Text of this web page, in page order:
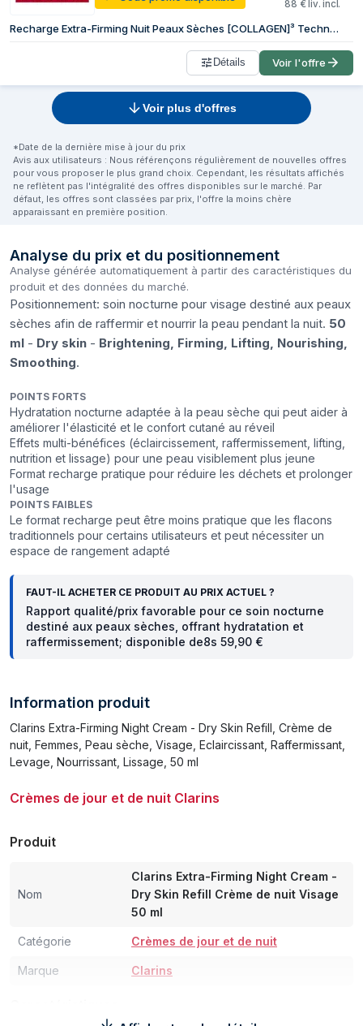
88 € liv. incl.
Recharge Extra-Firming Nuit Peaux Sèches [COLLAGEN]³ Technology
Détails Voir l'offre
Voir plus d'offres
*Date de la dernière mise à jour du prix
Avis aux utilisateurs : Nous référençons régulièrement de nouvelles offres
pour vous proposer le plus grand choix. Cependant, les résultats affichés
ne reflètent pas l'intégralité des offres disponibles sur le marché. Par
défaut, les offres sont classées par prix, l'offre la moins chère
apparaissant en première position.
Analyse du prix et du positionnement
Analyse générée automatiquement à partir des caractéristiques du
produit et des données du marché.
Positionnement: soin nocturne pour visage destiné aux peaux
sèches afin de raffermir et nourrir la peau pendant la nuit. 50
ml - Dry skin - Brightening, Firming, Lifting, Nourishing,
Smoothing.
POINTS FORTS
Hydratation nocturne adaptée à la peau sèche qui peut aider à
améliorer l'élasticité et le confort cutané au réveil
Effets multi-bénéfices (éclaircissement, raffermissement, lifting,
nutrition et lissage) pour une peau visiblement plus jeune
Format recharge pratique pour réduire les déchets et prolonger
l'usage
POINTS FAIBLES
Le format recharge peut être moins pratique que les flacons
traditionnels pour certains utilisateurs et peut nécessiter un
espace de rangement adapté
FAUT-IL ACHETER CE PRODUIT AU PRIX ACTUEL ?
Rapport qualité/prix favorable pour ce soin nocturne
destiné aux peaux sèches, offrant hydratation et
raffermissement; disponible de8s 59,90 €
Information produit
Clarins Extra-Firming Night Cream - Dry Skin Refill, Crème de
nuit, Femmes, Peau sèche, Visage, Eclaircissant, Raffermissant,
Levage, Nourrissant, Lissage, 50 ml
Crèmes de jour et de nuit Clarins
Produit
Nom
Clarins Extra-Firming Night Cream -
Dry Skin Refill Crème de nuit Visage
50 ml
Catégorie Crèmes de jour et de nuit
Marque Clarins